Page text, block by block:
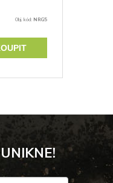
Obj. kód: NRG5